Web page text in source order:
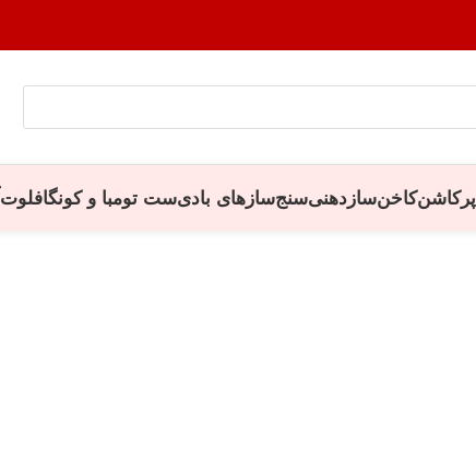
پرکاشنکاخنسازدهنیسنجسازهای بادیست تومبا و کونگافلوت